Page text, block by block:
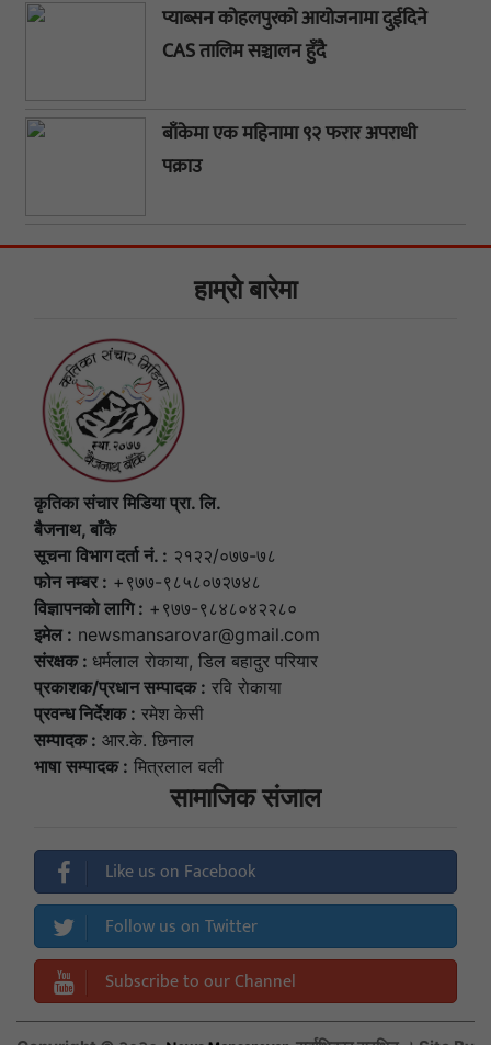
प्याब्सन कोहलपुरको आयोजनामा दुईदिने
CAS तालिम सञ्चालन हुँदै
बाँकेमा एक महिनामा ९२ फरार अपराधी
पक्राउ
हाम्राे बारेमा
कृतिका संचार मिडिया प्रा. लि.
बैजनाथ, बाँके
सूचना विभाग दर्ता नं. : २१२२/०७७-७८
फोन नम्बर : +९७७-९८५८०७२७४८
विज्ञापनकाे लागि : +९७७-९८४८०४२२८०
इमेल : newsmansarovar@gmail.com
संरक्षक : धर्मलाल राेकाया, डिल बहादुर परियार
प्रकाशक/प्रधान सम्पादक : रवि राेकाया
प्रवन्ध निर्देशक : रमेश केसी
सम्पादक : आर.के. छिनाल
भाषा सम्पादक : मित्रलाल वली
सामाजिक संजाल
Like us on Facebook
Follow us on Twitter
Subscribe to our Channel